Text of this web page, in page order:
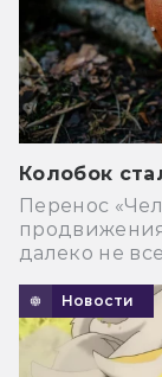
Колобок
Перенос
далеко не
Новости